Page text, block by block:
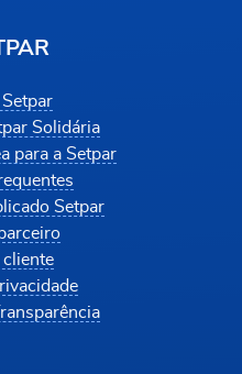
Solidária
para a Setpar
Setpar